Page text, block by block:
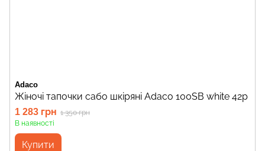
Adaco
Жіночі тапочки сабо шкіряні Adaco 100SB white 42р
1 283 грн 1 350 грн
В наявності
Купити